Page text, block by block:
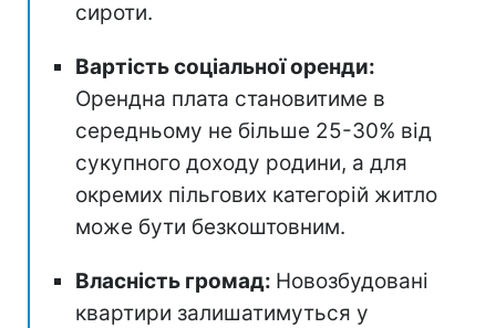
сироти.
Вартість соціальної оренди:
Орендна плата становитиме в
середньому не більше 25-30% від
сукупного доходу родини, а для
окремих пільгових категорій житло
може бути безкоштовним.
Власність громад: Новозбудовані
квартири залишатимуться у